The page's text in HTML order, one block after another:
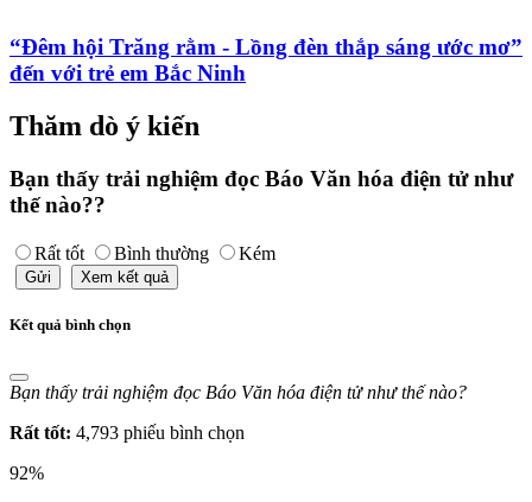
“Đêm hội Trăng rằm - Lồng đèn thắp sáng ước mơ”
đến với trẻ em Bắc Ninh
Thăm dò ý kiến
Bạn thấy trải nghiệm đọc Báo Văn hóa điện tử như
thế nào??
Rất tốt Bình thường Kém
Gửi Xem kết quả
Kết quả bình chọn
Bạn thấy trải nghiệm đọc Báo Văn hóa điện tử như thế nào?
Rất tốt: 4,793 phiếu bình chọn
92%